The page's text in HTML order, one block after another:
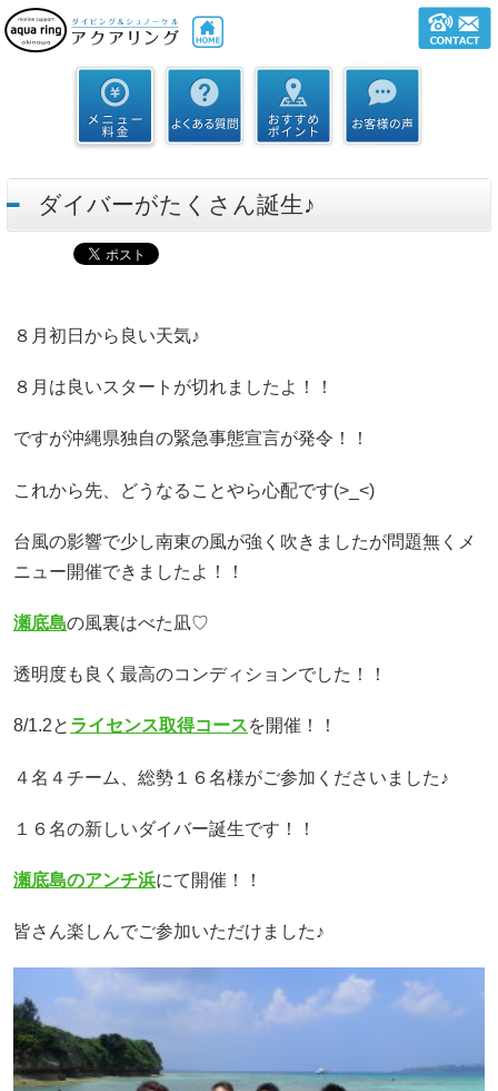
ダイバーがたくさん誕生♪
８月初日から良い天気♪
８月は良いスタートが切れましたよ！！
ですが沖縄県独自の緊急事態宣言が発令！！
これから先、どうなることやら心配です(>_<)
台風の影響で少し南東の風が強く吹きましたが問題無くメ
ニュー開催できましたよ！！
瀬底島の風裏はべた凪♡
透明度も良く最高のコンディションでした！！
8/1.2と ライセンス取得コースを開催！！
４名４チーム、総勢１６名様がご参加くださいました♪
１６名の新しいダイバー誕生です！！
瀬底島のアンチ浜にて開催！！
皆さん楽しんでご参加いただけました♪